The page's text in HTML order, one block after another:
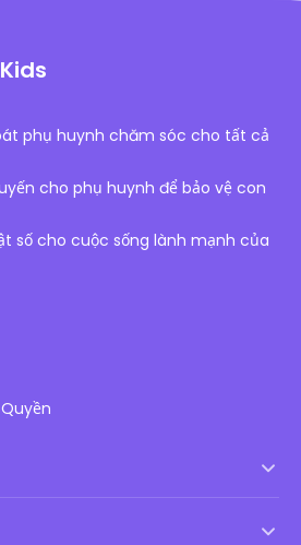
phụ huynh chăm sóc cho tất cả
cho phụ huynh để bảo vệ con
số cho cuộc sống lành mạnh của